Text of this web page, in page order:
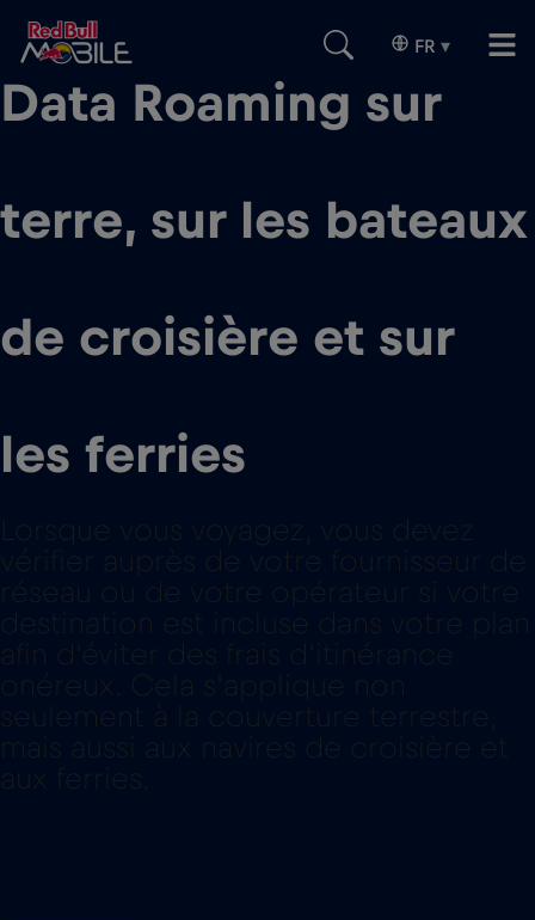
FR ▾
Data Roaming sur
terre, sur les bateaux
de croisière et sur
les ferries
Lorsque vous voyagez, vous devez
vérifier auprès de votre fournisseur de
réseau ou de votre opérateur si votre
destination est incluse dans votre plan
afin d'éviter des frais d'itinérance
onéreux. Cela s'applique non
seulement à la couverture terrestre,
mais aussi aux navires de croisière et
aux ferries.